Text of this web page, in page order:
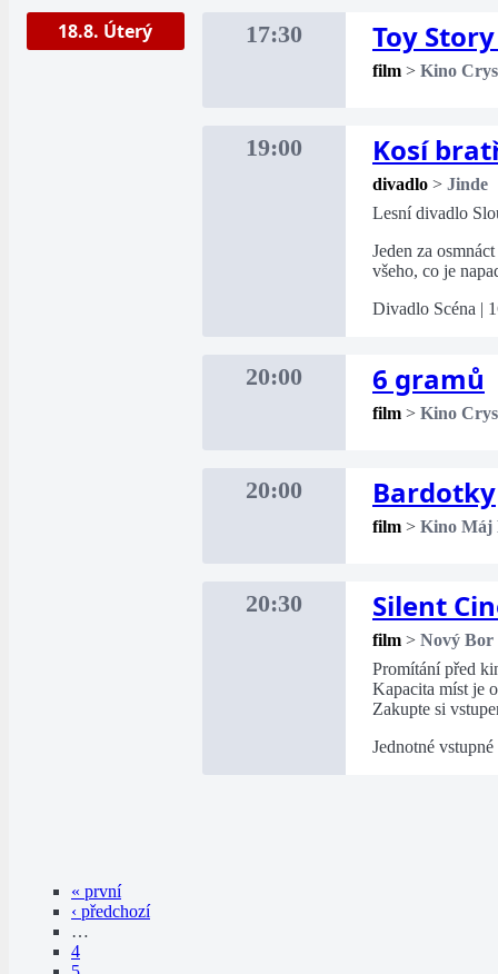
18.8. Úterý 17:30 Toy
film > Kino
19:00 Kosí
divadlo > Jinde
Lesní divadlo
Jeden za
všeho, co je
Divadlo Scéna |
20:00 6 gramů
film > Kino
20:00 Bardotky
film > Kino Máj
20:30 Silent
film > Nový Bor
Promítání před
Kapacita míst je
Zakupte si
Jednotné
« první
‹ předchozí
…
4